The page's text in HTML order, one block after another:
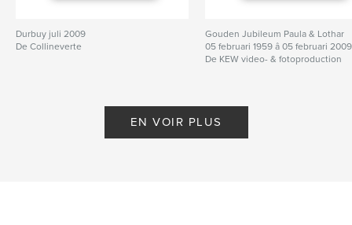
Durbuy juli 2009
De Collineverte
Gouden Jubileum Paula & Lothar
05 februari 1959 â 05 februari 2009
De KEW video- & fotoproduction
EN VOIR PLUS